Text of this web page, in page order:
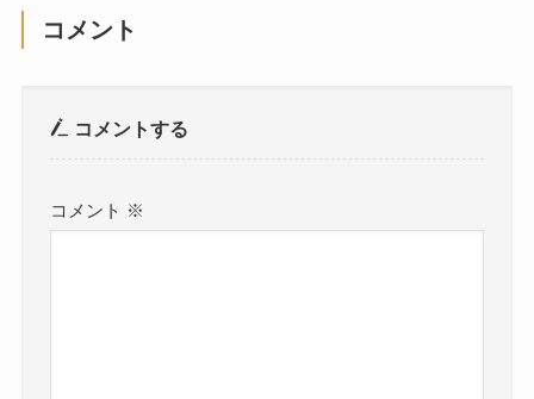
コメント
コメントする
コメント ※